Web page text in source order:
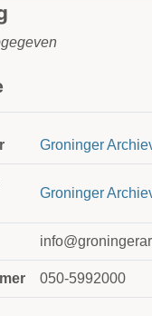
Groninger
Groninger
050-5992000